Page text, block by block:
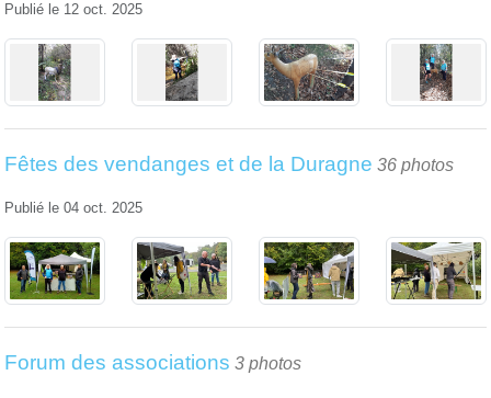
Publié le 12 oct. 2025
Fêtes des vendanges et de la Duragne 36 photos
Publié le 04 oct. 2025
Forum des associations 3 photos